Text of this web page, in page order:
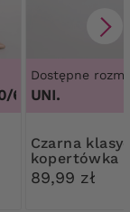
48/50, 52/54,
Dostępne
UNI.
Czarna klasyczna
kopertówka
89,99 zł